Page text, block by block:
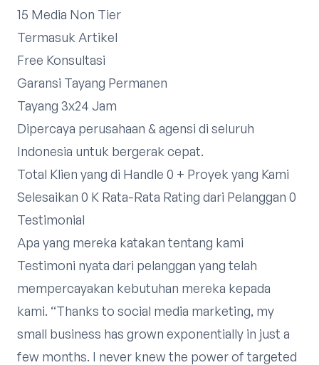
15 Media Non Tier
Termasuk Artikel
Free Konsultasi
Garansi Tayang Permanen
Tayang 3x24 Jam
Dipercaya perusahaan & agensi di seluruh
Indonesia untuk bergerak cepat.
Total Klien yang di Handle 0 + Proyek yang Kami
Selesaikan 0 K Rata-Rata Rating dari Pelanggan 0
Testimonial
Apa yang mereka katakan tentang kami
Testimoni nyata dari pelanggan yang telah
mempercayakan kebutuhan mereka kepada
kami. “Thanks to social media marketing, my
small business has grown exponentially in just a
few months. I never knew the power of targeted